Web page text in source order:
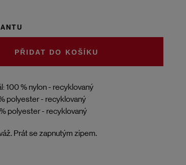
100 % nylon - recyklovaný
polyester - recyklovaný
polyester - recyklovaný
Prát se zapnutým zipem.
DO KOŠÍKU